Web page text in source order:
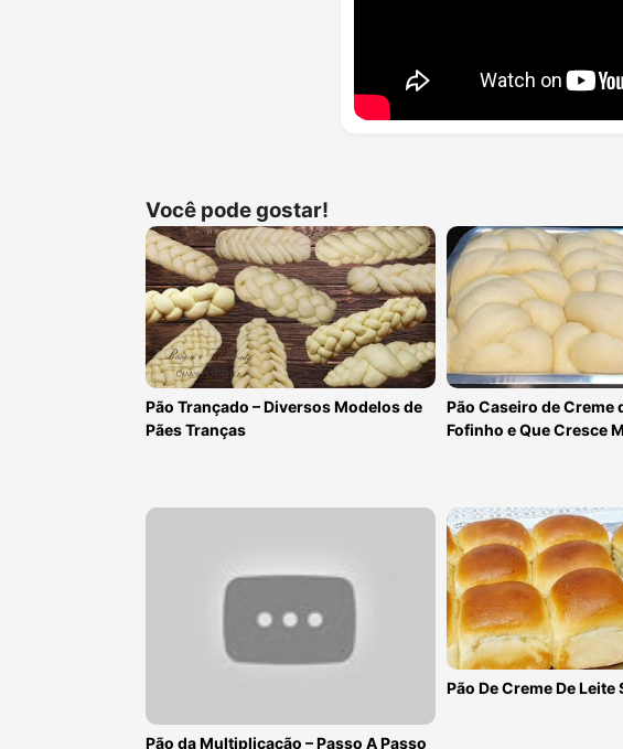
Você pode gostar!
Pão Trançado – Diversos Modelos de
Pães Tranças
Pão Caseiro de Creme
Fofinho e Que Cresce
Pão da Multiplicação – Passo A Passo
Pão De Creme De Leite